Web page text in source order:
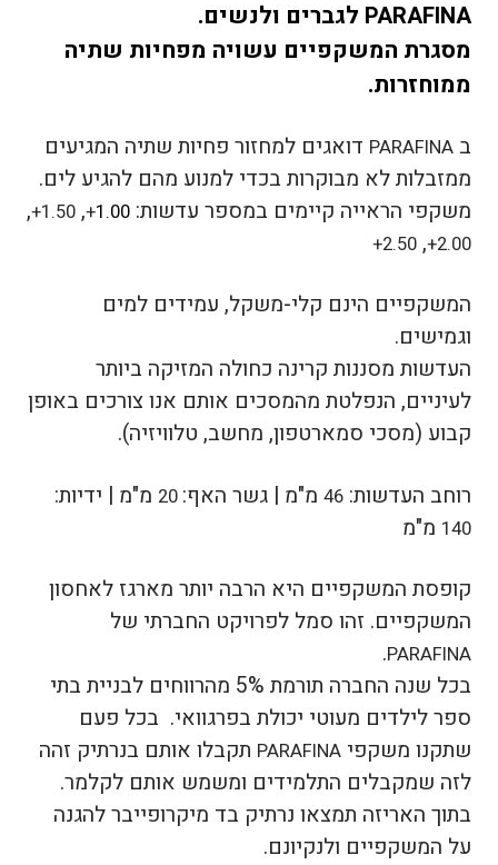
PARAFINA לגברים ולנשים.
מסגרת המשקפיים עשויה מפחיות שתיה
ממוחזרות.
ב PARAFINA דואגים למחזור פחיות שתיה המגיעים
ממזבלות לא מבוקרות בכדי למנוע מהם להגיע לים.
משקפי הראייה קיימים במספר עדשות: 1.00
+
,
1.50+
,
2.00+
,
2.50+
המשקפיים הינם קלי-משקל, עמידים למים
וגמישים.
העדשות מסננות קרינה כחולה המזיקה ביותר
לעיניים, הנפלטת מהמסכים אותם אנו צורכים באופן
קבוע (מסכי סמארטפון, מחשב, טלוויזיה).
רוחב העדשות: 46 מ"מ | גשר האף: מ"מ | ידיות:
140 מ"מ
קופסת המשקפיים היא הרבה יותר מארגז לאחסון
המשקפיים. זהו סמל לפרויקט החברתי של
PARAFINA
.
בכל שנה החברה תורמת 5% מהרווחים לבניית בתי
ספר לילדים מעוטי יכולת בפרגוואי. בכל פעם
שתקנו משקפי PARAFINA תקבלו אותם בנרתיק זהה
לזה שמקבלים התלמידים ומשמש אותם לקלמר.
בתוך האריזה תמצאו נרתיק בד מיקרופייבר להגנה
על המשקפיים ולנקיונם.